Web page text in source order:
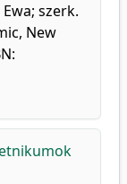
szerk.
New